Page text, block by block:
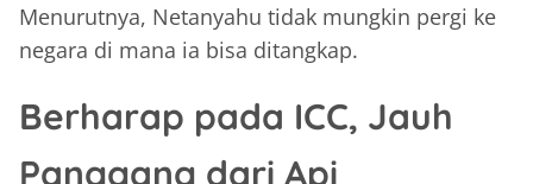
Menurutnya, Netanyahu tidak mungkin pergi ke
negara di mana ia bisa ditangkap.
Berharap pada ICC, Jauh
Panggang dari Api